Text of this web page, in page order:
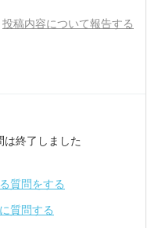
投稿内容について報告する
は終了しました
質問をする
質問する